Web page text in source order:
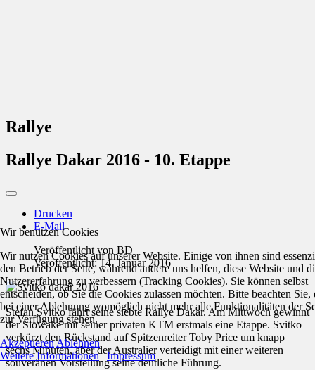
Rallye
Rallye Dakar 2016 - 10. Etappe
Drucken
E-Mail
Veröffentlicht von BD
Veröffentlicht: 14. Januar 2016
Stefan Svitko fährt seine siebte Rallye Dakar. Am Mittwoch gewinnt
der Slowake mit seiner privaten KTM erstmals eine Etappe. Svitko
verkürzt den Rückstand auf Spitzenreiter Toby Price um knapp
sechs Minuten, aber der Australier verteidigt mit einer weiteren
souveränen Vorstellung seine deutliche Führung.
Wir benutzen Cookies
Wir nutzen Cookies auf unserer Website. Einige von ihnen sind
den Betrieb der Seite, während andere uns helfen, diese Website und
Nutzererfahrung zu verbessern (Tracking Cookies). Sie können selbst
entscheiden, ob Sie die Cookies zulassen möchten. Bitte beachten Sie,
bei einer Ablehnung womöglich nicht mehr alle Funktionalitäten der
zur Verfügung stehen.
AkzeptierenAblehnen
Weitere Informationen|Impressum